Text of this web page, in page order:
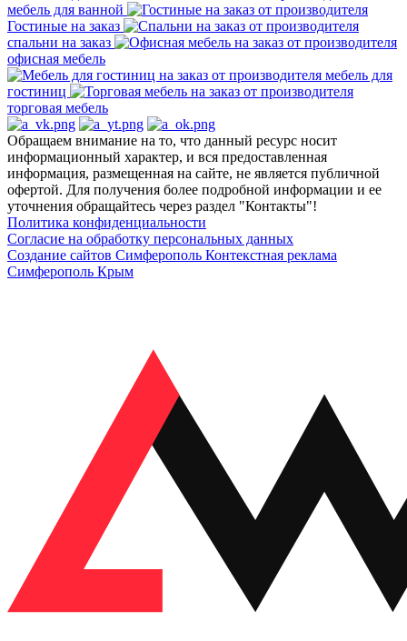
мебель для ванной
Гостиные на заказ
спальни на заказ
офисная мебель
мебель для
гостиниц
торговая мебель
Обращаем внимание на то, что данный ресурс носит
информационный характер, и вся предоставленная
информация, размещенная на сайте, не является публичной
офертой. Для получения более подробной информации и ее
уточнения обращайтесь через раздел "Контакты"!
Политика конфиденциальности
Согласие на обработку персональных данных
Создание сайтов Симферополь Контекстная реклама
Симферополь Крым